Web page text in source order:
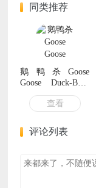
同类推荐
鹅鸭杀Goose
Goose Duck-BBQ
免费辅助 v1.7.6
查看
评论列表